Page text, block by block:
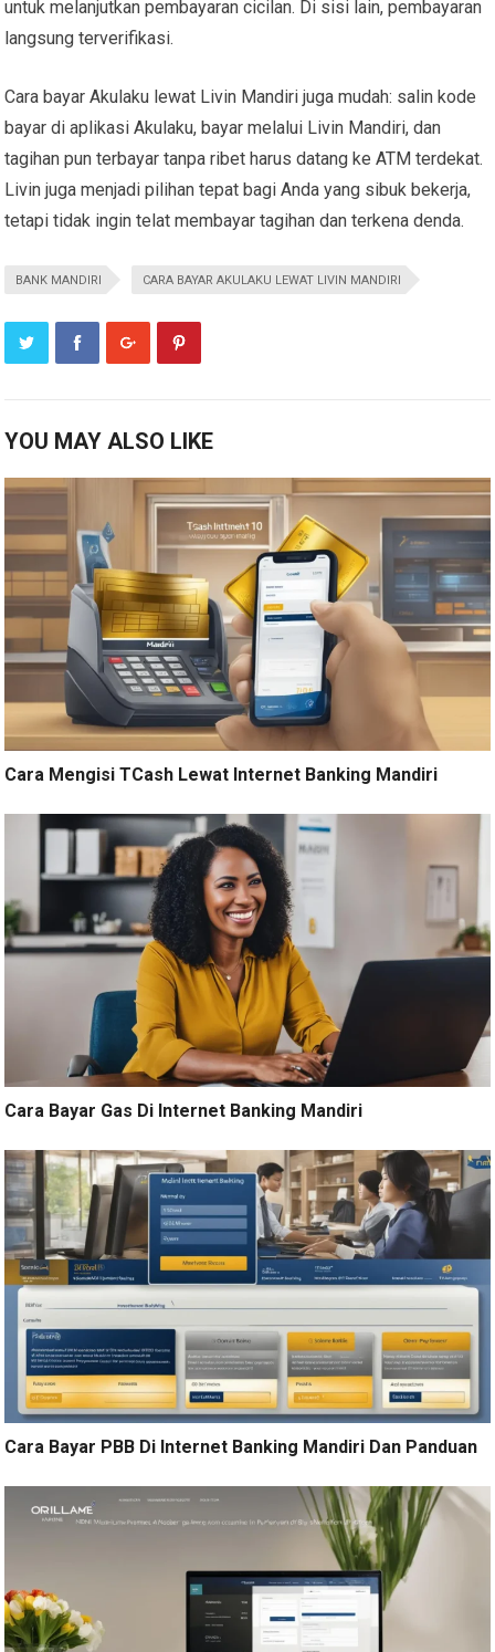
untuk melanjutkan pembayaran cicilan. Di sisi lain, pembayaran
langsung terverifikasi.
Cara bayar Akulaku lewat Livin Mandiri juga mudah: salin kode
bayar di aplikasi Akulaku, bayar melalui Livin Mandiri, dan
tagihan pun terbayar tanpa ribet harus datang ke ATM terdekat.
Livin juga menjadi pilihan tepat bagi Anda yang sibuk bekerja,
tetapi tidak ingin telat membayar tagihan dan terkena denda.
BANK MANDIRI CARA BAYAR AKULAKU LEWAT LIVIN MANDIRI
YOU MAY ALSO LIKE
Cara Mengisi TCash Lewat Internet Banking Mandiri
Cara Bayar Gas Di Internet Banking Mandiri
Cara Bayar PBB Di Internet Banking Mandiri Dan Panduan